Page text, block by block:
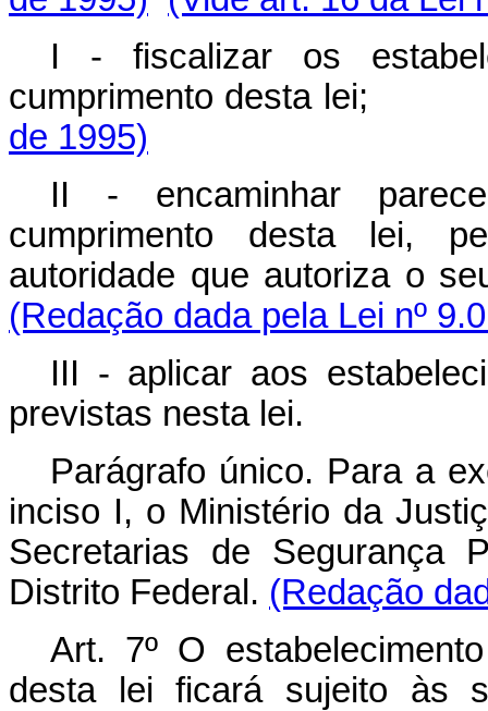
I - fiscalizar os
cumprimento desta
de 1995)
II - encaminhar
cumprimento desta lei,
autoridade que
(Redação dada pela Lei nº
III - aplicar aos
previstas nesta lei.
Parágrafo único. Para a
inciso I, o Ministério da
Secretarias de Segurança
Distrito Federal. (Redação
Art. 7º O
desta lei ficará sujeito às